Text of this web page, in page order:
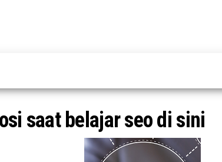
saat belajar seo di sini